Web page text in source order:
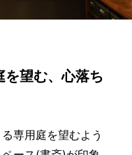
望む、心落ち
専用庭を望むよう